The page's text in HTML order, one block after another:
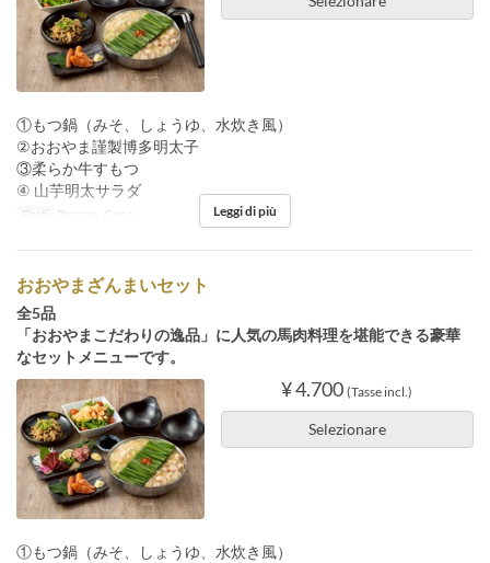
①もつ鍋（みそ、しょうゆ、水炊き風）
②おおやま謹製博多明太子
③柔らか牛すもつ
④ 山芋明太サラダ
Pasti Pranzo, Cena Leggi di più
おおやまざんまいセット
全5品
「おおやまこだわりの逸品」に人気の馬肉料理を堪能できる豪華
なセットメニューです。
¥ 4.700 (Tasse incl.)
Selezionare
①もつ鍋（みそ、しょうゆ、水炊き風）